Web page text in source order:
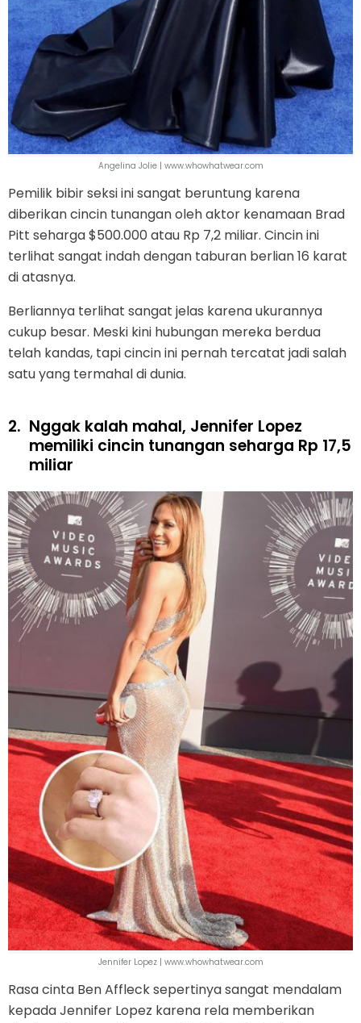
Angelina Jolie | www.whowhatwear.com
Pemilik bibir seksi ini sangat beruntung karena
diberikan cincin tunangan oleh aktor kenamaan Brad
Pitt seharga $500.000 atau Rp 7,2 miliar. Cincin ini
terlihat sangat indah dengan taburan berlian 16 karat
di atasnya.
Berliannya terlihat sangat jelas karena ukurannya
cukup besar. Meski kini hubungan mereka berdua
telah kandas, tapi cincin ini pernah tercatat jadi salah
satu yang termahal di dunia.
2. Nggak kalah mahal, Jennifer Lopez
memiliki cincin tunangan seharga Rp 17,5
miliar
Jennifer Lopez | www.whowhatwear.com
Rasa cinta Ben Affleck sepertinya sangat mendalam
kepada Jennifer Lopez karena rela memberikan